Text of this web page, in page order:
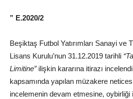
” E.2020/2
Beşiktaş Futbol Yatırımları Sanayi ve
Lisans Kurulu’nun 31.12.2019 tarihli
Limitine”ilişkin kararına itirazı
kapsamında yapılan müzakere
incelemenin devam etmesine, oybirliği